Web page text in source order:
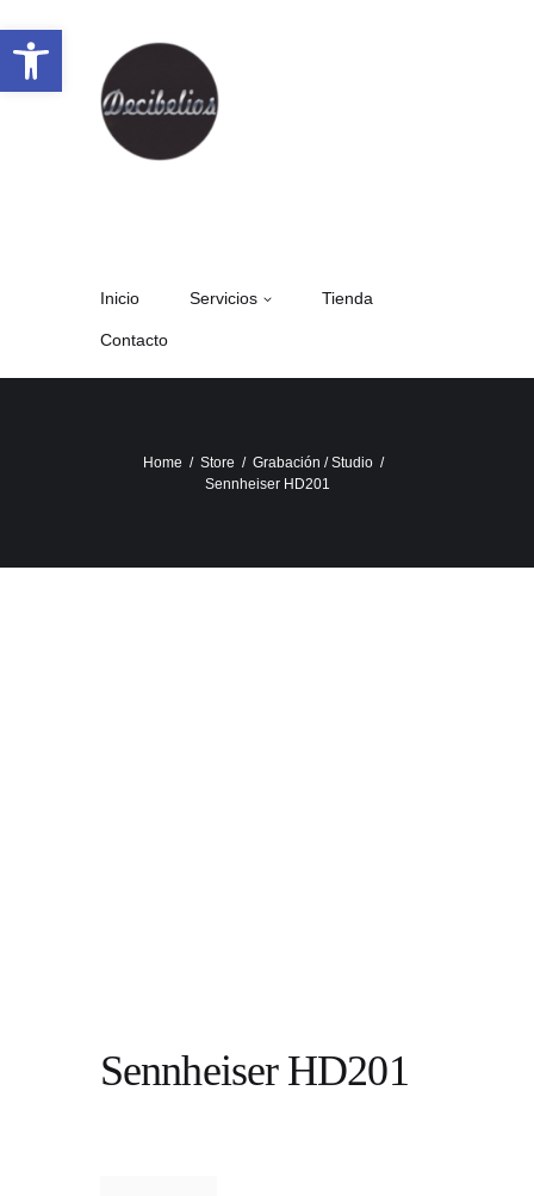
Inicio Servicios Tienda
Contacto
Home Store
Grabación / Studio
Sennheiser HD201
Sennheiser HD201
Abrir barra de herramientas